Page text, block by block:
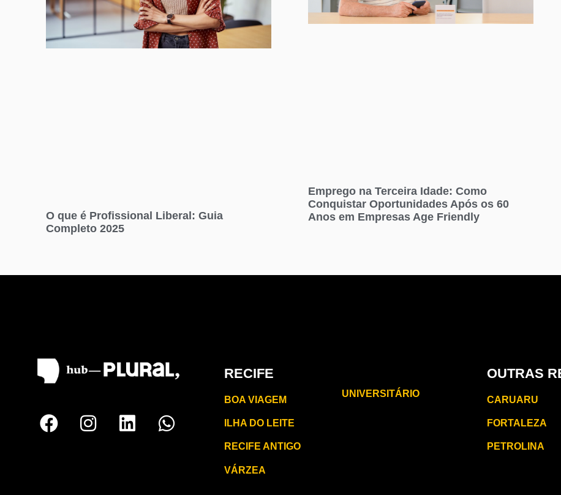
O que é Profissional Liberal: Guia
Completo 2025
Emprego na Terceira Idade: Como
Conquistar Oportunidades Após os 60
Anos em Empresas Age Friendly
RECIFE
BOA VIAGEM
ILHA DO LEITE
RECIFE ANTIGO
VÁRZEA
UNIVERSITÁRIO
OUTRAS
CARUARU
FORTALEZA
PETROLINA